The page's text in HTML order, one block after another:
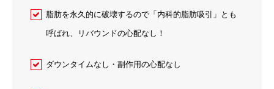
脂肪を永久的に破壊するので「内科的脂肪吸引」とも
呼ばれ、リバウンドの心配なし！
ダウンタイムなし・副作用の心配なし